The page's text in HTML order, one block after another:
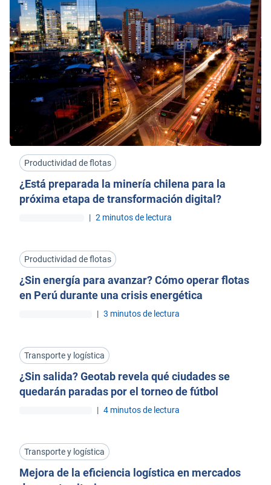
Productividad de flotas
¿Está preparada la minería chilena para la
próxima etapa de transformación digital?
| 2 minutos de lectura
Productividad de flotas
¿Sin energía para avanzar? Cómo operar flotas
en Perú durante una crisis energética
| 3 minutos de lectura
Transporte y logística
¿Sin salida? Geotab revela qué ciudades se
quedarán paradas por el torneo de fútbol
| 4 minutos de lectura
Transporte y logística
Mejora de la eficiencia logística en mercados